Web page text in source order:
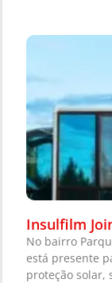
Insulfilm
No bairro
está presente
proteção solar,